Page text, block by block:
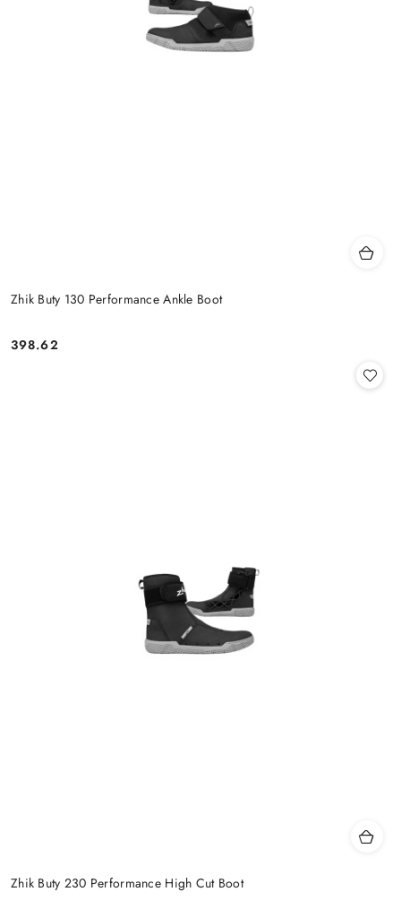
Zhik Buty 130 Performance Ankle Boot
Cena:
398.62
Zhik Buty 230 Performance High Cut Boot